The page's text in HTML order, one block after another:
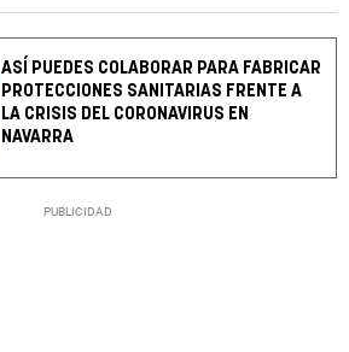
ASÍ PUEDES COLABORAR PARA FABRICAR
PROTECCIONES SANITARIAS FRENTE A
LA CRISIS DEL CORONAVIRUS EN
NAVARRA